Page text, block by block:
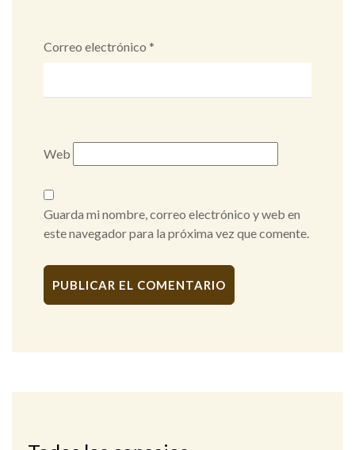
Correo electrónico *
Web
Guarda mi nombre, correo electrónico y web en
este navegador para la próxima vez que comente.